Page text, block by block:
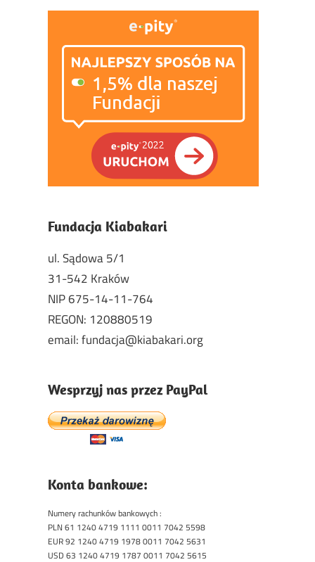
Fundacja Kiabakari
ul. Sądowa 5/1
31-542 Kraków
NIP 675-14-11-764
REGON: 120880519
email: fundacja@kiabakari.org
Wesprzyj nas przez PayPal
Konta bankowe:
Numery rachunków bankowych :
PLN 61 1240 4719 1111 0011 7042 5598
EUR 92 1240 4719 1978 0011 7042 5631
USD 63 1240 4719 1787 0011 7042 5615